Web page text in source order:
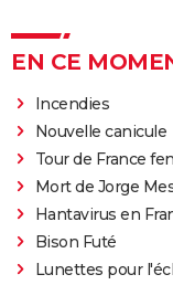
EN CE
Incendies
Nouvelle canicule
Tour de France
Mort de Jorge
Hantavirus en
Bison Futé
Lunettes pour